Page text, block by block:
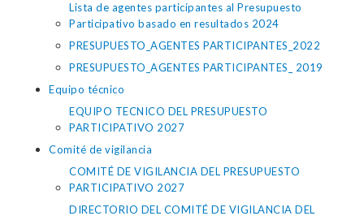
Lista de agentes participantes al Presupuesto
Participativo basado en resultados 2024
PRESUPUESTO_AGENTES PARTICIPANTES_2022
PRESUPUESTO_AGENTES PARTICIPANTES_ 2019
Equipo técnico
EQUIPO TECNICO DEL PRESUPUESTO
PARTICIPATIVO 2027
Comité de vigilancia
COMITÉ DE VIGILANCIA DEL PRESUPUESTO
PARTICIPATIVO 2027
DIRECTORIO DEL COMITÉ DE VIGILANCIA DEL